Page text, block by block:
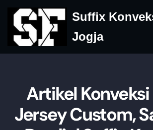
Skip
to
content
Suffix
Jogja
Artikel Konveksi
Jersey Custom,